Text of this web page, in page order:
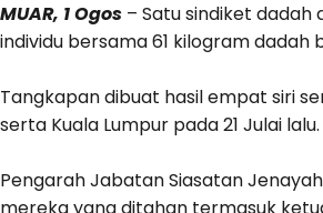
MUAR, 1 Ogos – Satu sindiket
individu bersama 61 kilogram dadah
Tangkapan dibuat hasil empat siri
serta Kuala Lumpur pada 21 Julai lalu.
Pengarah Jabatan Siasatan